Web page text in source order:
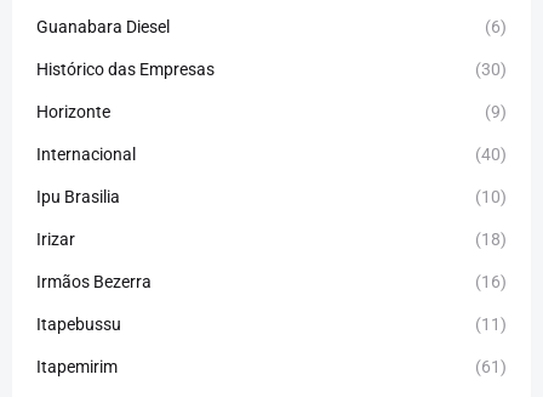
Guanabara Diesel (6)
Histórico das Empresas (30)
Horizonte (9)
Internacional (40)
Ipu Brasilia (10)
Irizar (18)
Irmãos Bezerra (16)
Itapebussu (11)
Itapemirim (61)